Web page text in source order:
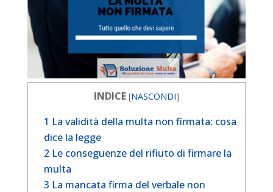
INDICE [NASCONDI]
1 La validità della multa non firmata: cosa
dice la legge
2Le conseguenze del rifiuto di firmare la
multa
3 La mancata firma del verbale non